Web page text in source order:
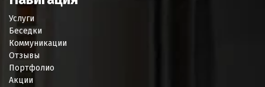
Услуги
Беседки
Коммуникации
Отзывы
Портфолио
Акции